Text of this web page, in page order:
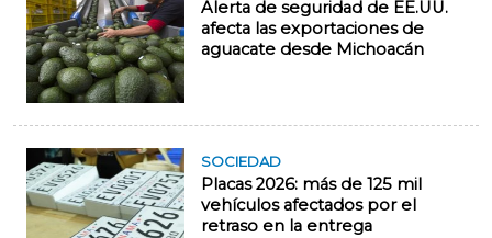
Alerta de seguridad de EE.UU.
afecta las exportaciones de
aguacate desde Michoacán
SOCIEDAD
Placas 2026: más de 125 mil
vehículos afectados por el
retraso en la entrega